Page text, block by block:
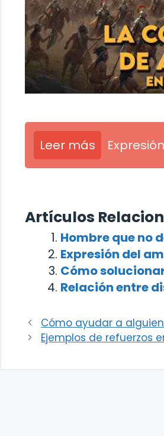
Leer más
Artículos
Hombre que no
Expresión del
Cómo
Relación entre
Cómo ayudar a
Ejemplos de refuerzos